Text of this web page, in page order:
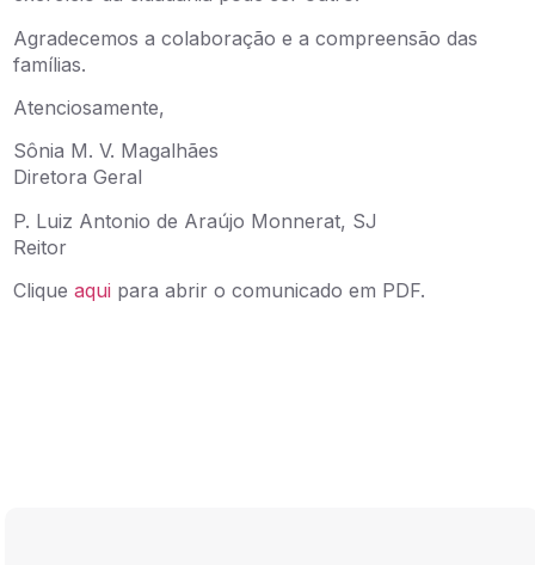
Agradecemos a colaboração e a compreensão das
famílias.
Atenciosamente,
Sônia M. V. Magalhães
Diretora Geral
P. Luiz Antonio de Araújo Monnerat, SJ
Reitor
Cliqueaqui para abrir o comunicado em PDF.